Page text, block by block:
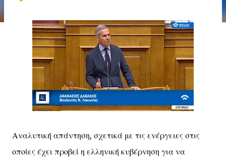
Αναλυτική απάντηση, σχετικά με τις ενέργειες στις
οποίες έχει προβεί η ελληνική κυβέρνηση για να